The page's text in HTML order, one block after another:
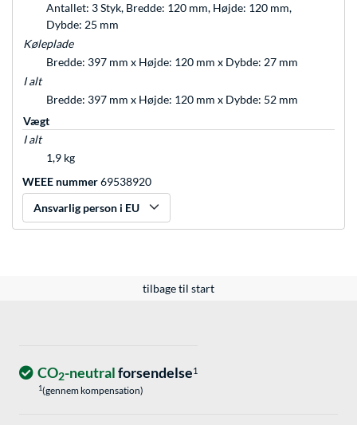
Antallet: 3 Styk, Bredde: 120 mm, Højde: 120 mm,
Dybde: 25 mm
Køleplade
Bredde: 397 mm x Højde: 120 mm x Dybde: 27 mm
I alt
Bredde: 397 mm x Højde: 120 mm x Dybde: 52 mm
Vægt
I alt
1,9 kg
WEEE nummer69538920
Ansvarlig person i EU
tilbage til start
CO2-neutralforsendelse1
1(gennem kompensation)